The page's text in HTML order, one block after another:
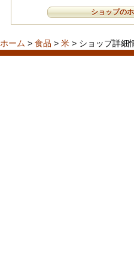
ショップの
ホーム > 食品 > 米 > ショップ詳細